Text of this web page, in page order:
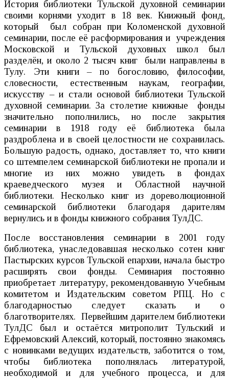
История библиотеки Тульской духовной семинарии
своими корнями уходит в 18 век. Книжный фонд,
который был собран при Коломенской духовной
семинарии, после её расформирования и учреждения
Московской и Тульской духовных школ был
разделён, и около 2 тысяч книг были направлены в
Тулу. Эти книги – по богословию, философии,
словесности, естественным наукам, географии,
искусству – и стали основой библиотеки Тульской
духовной семинарии. За столетие книжные фонды
значительно пополнились, но после закрытия
семинарии в 1918 году её библиотека была
раздроблена и в своей целостности не сохранилась.
Большую радость, однако, доставляет то, что книги
со штемпелем семинарской библиотеки не пропали и
многие из них можно увидеть в фондах
краеведческого музея и Областной научной
библиотеки. Несколько книг из дореволюционной
семинарской библиотеки благодаря дарителям
вернулись и в фонды книжного собрания ТулДС.
После восстановления семинарии в 2001 году
библиотека, унаследовавшая несколько сотен книг
Пастырских курсов Тульской епархии, начала быстро
расширять свои фонды. Семинария постоянно
приобретает литературу, рекомендованную Учебным
комитетом и Издательским советом РПЦ. Но с
благодарностью следует сказать и о
благотворителях. Первейшим дарителем библиотеки
ТулДС был и остаётся митрополит Тульский и
Ефремовский Алексий, который, постоянно знакомясь
с новинками ведущих издательств, заботится о том,
чтобы библиотека пополнялась литературой,
необходимой и для учебного процесса, и для